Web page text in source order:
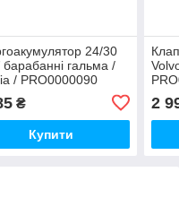
24/30
барабанні гальма /
/ PRO0000090
₴
Купити
2